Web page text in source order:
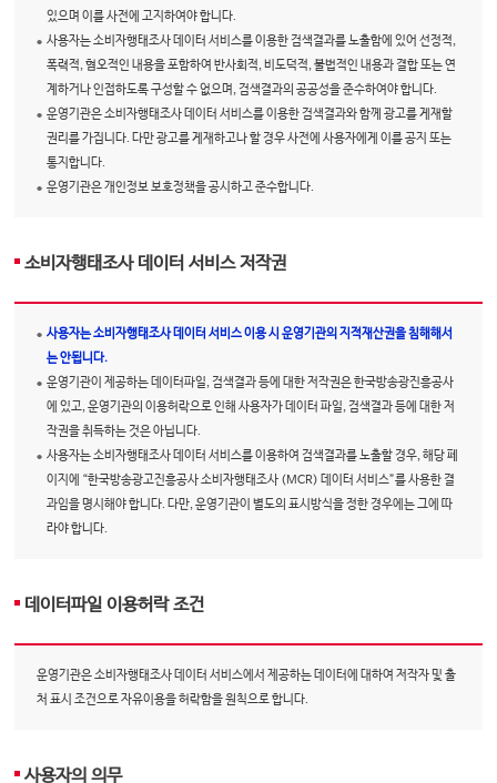
있으며 이를 사전에 고지하여야 합니다.
사용자는 소비자행태조사 데이터 서비스를 이용한 검색결과를 노출함에 있어 선정적,
폭력적, 혐오적인 내용을 포함하여 반사회적, 비도덕적, 불법적인 내용과 결합 또는 연
계하거나 인접하도록 구성할 수 없으며, 검색결과의 공공성을 준수하여야 합니다.
운영기관은 소비자행태조사 데이터 서비스를 이용한 검색결과와 함께 광고를 게재할
권리를 가집니다. 다만 광고를 게재하고나 할 경우 사전에 사용자에게 이를 공지 또는
통지합니다.
운영기관은 개인정보 보호정책을 공시하고 준수합니다.
소비자행태조사 데이터 서비스 저작권
사용자는 소비자행태조사 데이터 서비스 이용 시 운영기관의 지적재산권을 침해해서
는 안됩니다.
운영기관이 제공하는 데이터파일, 검색결과 등에 대한 저작권은 한국방송광진흥공사
에 있고, 운영기관의 이용허락으로 인해 사용자가 데이터 파일, 검색결과 등에 대한 저
작권을 취득하는 것은 아닙니다.
사용자는 소비자행태조사 데이터 서비스를 이용하여 검색결과를 노출할 경우, 해당 페
이지에 “한국방송광고진흥공사 소비자행태조사 (MCR) 데이터 서비스”를 사용한 결
과임을 명시해야 합니다. 다만, 운영기관이 별도의 표시방식을 정한 경우에는 그에 따
라야 합니다.
데이터파일 이용허락 조건
운영기관은 소비자행태조사 데이터 서비스에서 제공하는 데이터에 대하여 저작자 및 출
처 표시 조건으로 자유이용을 허락함을 원칙으로 합니다.
사용자의 의무